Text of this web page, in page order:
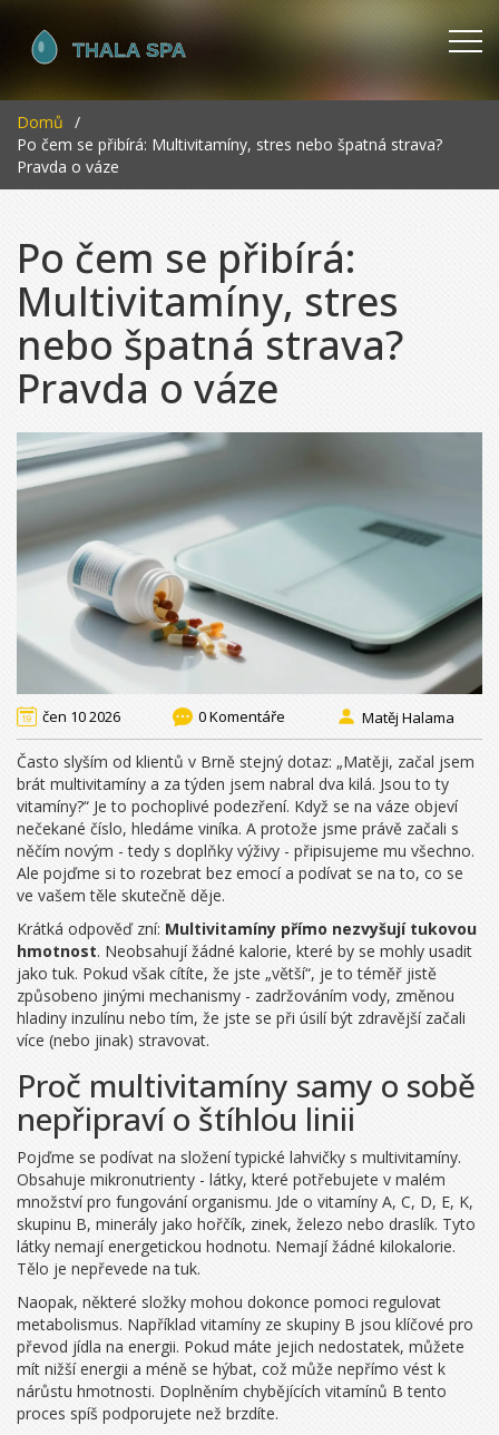
Domů
Po čem se přibírá: Multivitamíny, stres nebo špatná strava?
Pravda o váze
Po čem se přibírá:
Multivitamíny, stres
nebo špatná strava?
Pravda o váze
čen 10 2026 0 Komentáře Matěj Halama
Často slyším od klientů v Brně stejný dotaz: „Matěji, začal jsem
brát multivitamíny a za týden jsem nabral dva kilá. Jsou to ty
vitamíny?“ Je to pochoplivé podezření. Když se na váze objeví
nečekané číslo, hledáme viníka. A protože jsme právě začali s
něčím novým - tedy s doplňky výživy - připisujeme mu všechno.
Ale pojďme si to rozebrat bez emocí a podívat se na to, co se
ve vašem těle skutečně děje.
Krátká odpověď zní: Multivitamíny přímo nezvyšují tukovou
hmotnost. Neobsahují žádné kalorie, které by se mohly usadit
jako tuk. Pokud však cítíte, že jste „větší“, je to téměř jistě
způsobeno jinými mechanismy - zadržováním vody, změnou
hladiny inzulínu nebo tím, že jste se při úsilí být zdravější začali
více (nebo jinak) stravovat.
Proč multivitamíny samy o sobě
nepřipraví o štíhlou linii
Pojďme se podívat na složení typické lahvičky s multivitamíny.
Obsahuje mikronutrienty - látky, které potřebujete v malém
množství pro fungování organismu. Jde o vitamíny A, C, D, E, K,
skupinu B, minerály jako hořčík, zinek, železo nebo draslík. Tyto
látky nemají energetickou hodnotu. Nemají žádné kilokalorie.
Tělo je nepřevede na tuk.
Naopak, některé složky mohou dokonce pomoci regulovat
metabolismus. Například vitamíny ze skupiny B jsou klíčové pro
převod jídla na energii. Pokud máte jejich nedostatek, můžete
mít nižší energii a méně se hýbat, což může nepřímo vést k
nárůstu hmotnosti. Doplněním chybějících vitamínů B tento
proces spíš podporujete než brzdíte.